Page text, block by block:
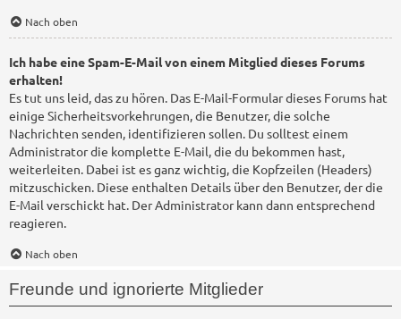
Nach oben
Ich habe eine Spam-E-Mail von einem Mitglied dieses Forums
erhalten!
Es tut uns leid, das zu hören. Das E-Mail-Formular dieses Forums hat
einige Sicherheitsvorkehrungen, die Benutzer, die solche
Nachrichten senden, identifizieren sollen. Du solltest einem
Administrator die komplette E-Mail, die du bekommen hast,
weiterleiten. Dabei ist es ganz wichtig, die Kopfzeilen (Headers)
mitzuschicken. Diese enthalten Details über den Benutzer, der die
E-Mail verschickt hat. Der Administrator kann dann entsprechend
reagieren.
Nach oben
Freunde und ignorierte Mitglieder